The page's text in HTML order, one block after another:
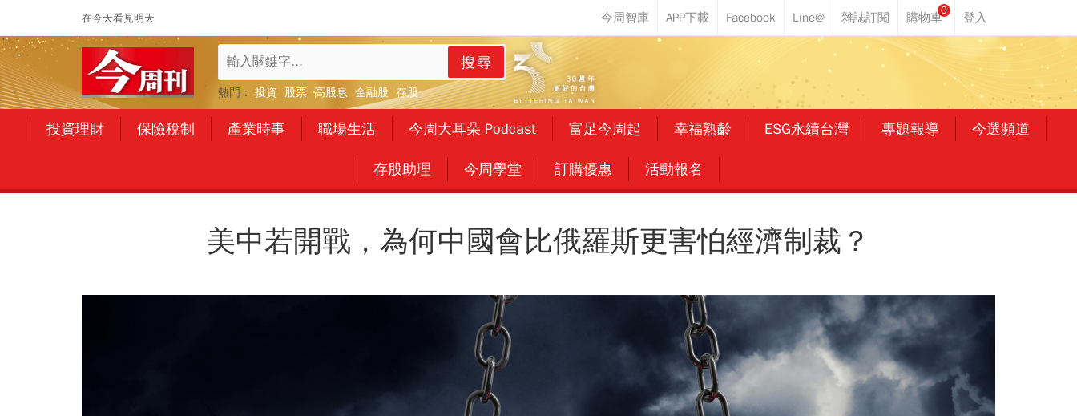
在今天看見明天
0
搜尋
熱門： 投資 股票 高股息 金融股 存股
投資理財 保險稅制 產業時事 職場生活 今周大耳朵 Podcast 富足今周起 幸福熟齡 ESG永續台灣 專題報導 今選頻道
存股助理 今周學堂 訂購優惠 活動報名
美中若開戰，為何中國會比俄羅斯更害怕經濟制裁？